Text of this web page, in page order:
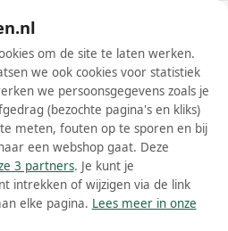
Wis filters Alle filters
om de site te laten werken.
we ook cookies voor statistiek
we persoonsgegevens zoals je
(bezochte pagina's en kliks)
meten, fouten op te sporen en bij
een webshop gaat. Deze
3 partners. Je kunt je
intrekken of wijzigen via de link
elke pagina. Lees meer in onze